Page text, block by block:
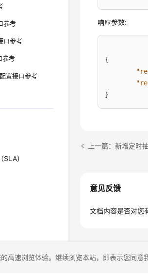
参考
口参考
参考
置接口参考
）
响应参数:
{
}
上一篇：新增定时
意见反馈
文档内容是否对您
高速浏览体验。继续浏览本站，即表示您同意